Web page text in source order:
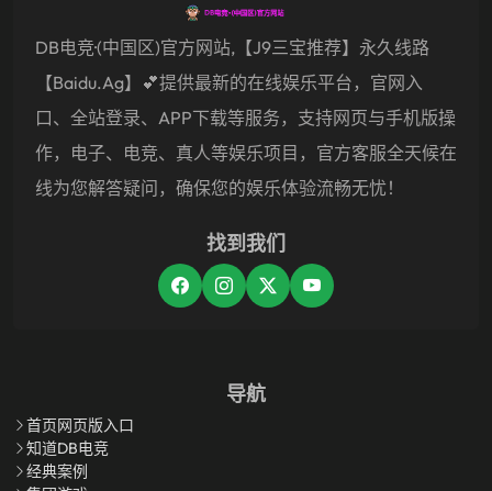
DB电竞·(中国区)官方网站,【j9三宝推荐】永久线路
【baidu.ag】💕提供最新的在线娱乐平台，官网入
口、全站登录、APP下载等服务，支持网页与手机版操
作，电子、电竞、真人等娱乐项目，官方客服全天候在
线为您解答疑问，确保您的娱乐体验流畅无忧！
找到我们
导航
首页网页版入口
知道DB电竞
经典案例